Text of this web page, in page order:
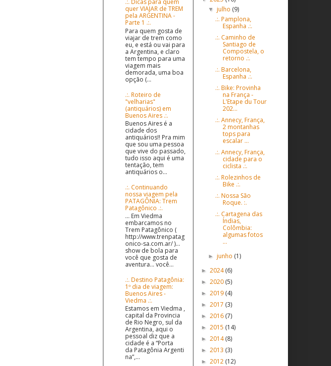
.:. Dicas para quem
quer VIAJAR de TREM
pela ARGENTINA -
Parte 1 .:.
Para quem gosta de
viajar de trem como
eu, e está ou vai para
a Argentina, e claro
tem tempo para uma
viagem mais
demorada, uma boa
opção (...
.:. Roteiro de
"velharias"
(antiquários) em
Buenos Aires .:.
Buenos Aires é a
cidade dos
antiquários!! Pra mim
que sou uma pessoa
que vive do passado,
tudo isso aqui é uma
tentação, tem
antiquários o...
.:. Continuando
nossa viagem pela
PATAGÔNIA: Trem
Patagônico .:.
... Em Viedma
embarcamos no
Trem Patagônico (
http://www.trenpatag
onico-sa.com.ar/ )...
show de bola para
você que gosta de
aventura... você...
.:. Destino Patagônia:
1º dia de viagem:
Buenos Aires -
Viedma .:.
Estamos em Viedma ,
capital da Provincia
de Rio Negro, sul da
Argentina, aqui o
pessoal diz que a
cidade é a “Porta
da Patagônia Argenti
na”,...
▼ julho (9)
.:. Pamplona,
Espanha .:.
.:. Caminho de
Santiago de
Compostela, o
retorno .:.
.:. Barcelona,
Espanha .:.
.:. Bike: Provinha
na França -
L'Etape du Tour
202...
.:. Annecy, França,
2 montanhas
tops para
escalar ...
.:. Annecy, França,
cidade para o
ciclista .:.
.:. Rolezinhos de
Bike .:.
.:. Nossa São
Roque. :.
.:. Cartagena das
Índias,
Colômbia:
algumas fotos
...
► junho (1)
► 2024(6)
► 2020 (5)
► 2019 (4)
► 2017 (3)
► 2016 (7)
► 2015 (14)
► 2014(8)
► 2013 (3)
► 2012 (12)